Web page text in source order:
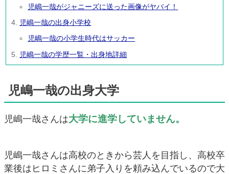
児嶋一哉がジャニーズに送った画像がヤバイ！
児嶋一哉の出身小学校
児嶋一哉の小学生時代はサッカー
児嶋一哉の学歴一覧・出身地詳細
児嶋一哉の出身大学
児嶋一哉さんは大学に進学していません。
児嶋一哉さんは高校のときから芸人を目指し、高校卒
業後はヒロミさんに弟子入りを頼み込んでいるので大